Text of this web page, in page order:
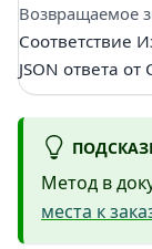
Возвращаемое
Соответствие
JSON ответа от
Метод в
места к